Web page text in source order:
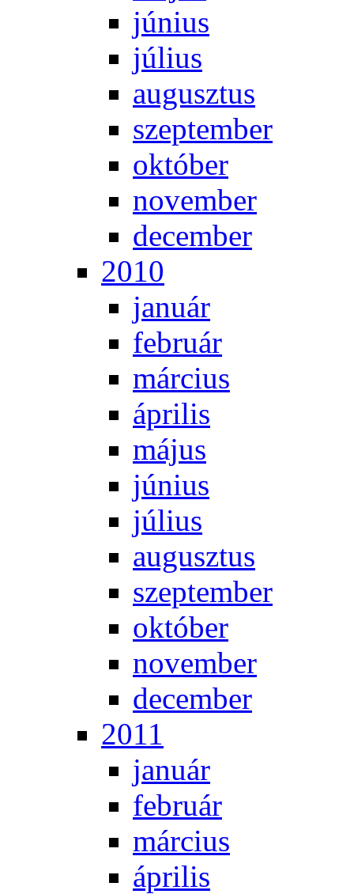
jú­ni­us
jú­li­us
au­gusz­tus
szep­tem­ber
ok­tó­ber
no­vem­ber
de­cem­ber
2010
ja­nu­ár
feb­ru­ár
már­ci­us
áp­ri­lis
má­jus
jú­ni­us
jú­li­us
au­gusz­tus
szep­tem­ber
ok­tó­ber
no­vem­ber
de­cem­ber
2011
ja­nu­ár
feb­ru­ár
már­ci­us
áp­ri­lis